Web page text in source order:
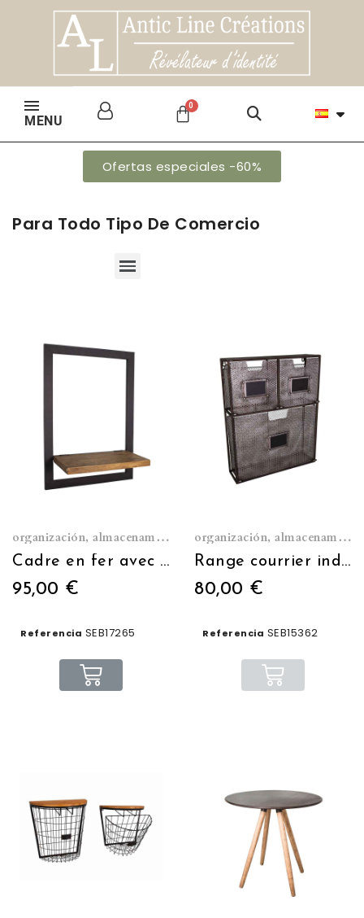
MENU
Ofertas especiales -60%
Para Todo Tipo De Comercio
organización, almacenamiento
Cadre en fer avec étagère en bois
95,00 €
Referencia SEB17265
organización, almacenamiento
Range courrier industriel
80,00 €
Referencia SEB15362